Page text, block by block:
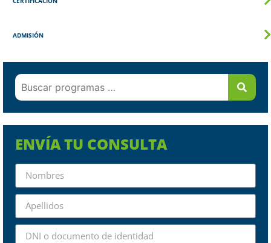
ADMISIÓN
ENVÍA TU CONSULTA